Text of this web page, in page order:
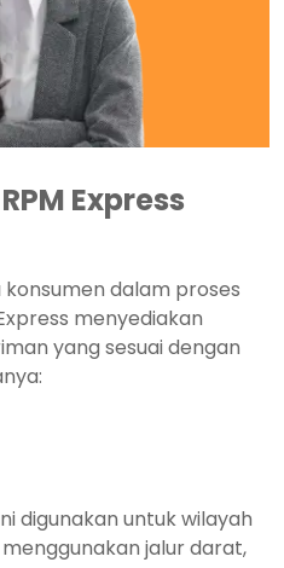
Express
dalam proses
menyediakan
yang sesuai dengan
digunakan untuk wilayah
jalur darat,